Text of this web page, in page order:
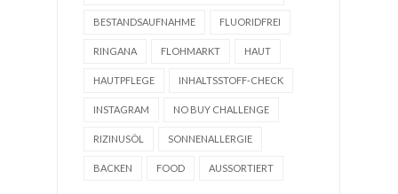
BESTANDSAUFNAHME FLUORIDFREI
RINGANA FLOHMARKT HAUT
HAUTPFLEGE INHALTSSTOFF-CHECK
INSTAGRAM NO BUY CHALLENGE
RIZINUSÖL SONNENALLERGIE
BACKEN FOOD AUSSORTIERT